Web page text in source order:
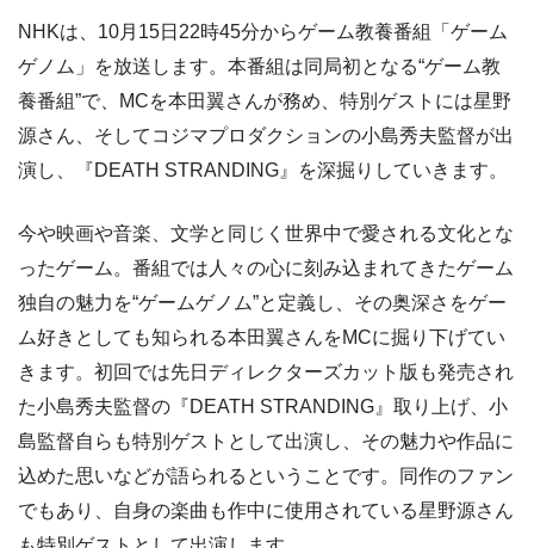
NHKは、10月15日22時45分からゲーム教養番組「ゲーム
ゲノム」を放送します。本番組は同局初となる“ゲーム教
養番組”で、MCを本田翼さんが務め、特別ゲストには星野
源さん、そしてコジマプロダクションの小島秀夫監督が出
演し、『DEATH STRANDING』を深掘りしていきます。
今や映画や音楽、文学と同じく世界中で愛される文化とな
ったゲーム。番組では人々の心に刻み込まれてきたゲーム
独自の魅力を“ゲームゲノム”と定義し、その奥深さをゲー
ム好きとしても知られる本田翼さんをMCに掘り下げてい
きます。初回では先日ディレクターズカット版も発売され
た小島秀夫監督の『DEATH STRANDING』取り上げ、小
島監督自らも特別ゲストとして出演し、その魅力や作品に
込めた思いなどが語られるということです。同作のファン
でもあり、自身の楽曲も作中に使用されている星野源さん